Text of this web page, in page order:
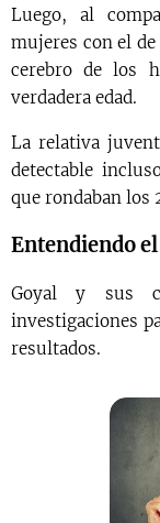
Luego, al
mujeres con el
cerebro de los
verdadera edad.
La relativa
detectable
que rondaban los
Entendiendo
Goyal y sus
investigaciones
resultados.